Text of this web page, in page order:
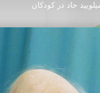
حاد در کودکان